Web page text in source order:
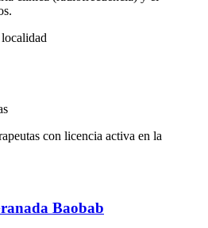
con licencia activa en la
Baobab